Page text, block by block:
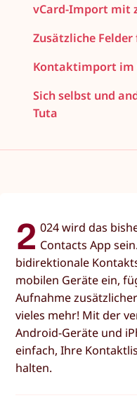
vCard-Import mit
Zusätzliche
Kontaktimport im
Sich selbst und
Tuta
2 024 wird das
Contacts App
bidirektionale
mobilen Geräte ein,
Aufnahme
vieles mehr! Mit der
Android-Geräte und
einfach, Ihre
halten.